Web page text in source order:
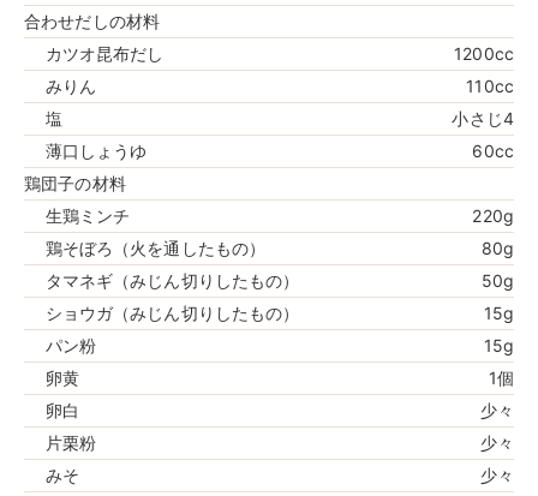
合わせだしの材料
カツオ昆布だし
1200cc
みりん
110cc
塩
小さじ4
薄口しょうゆ
60cc
鶏団子の材料
生鶏ミンチ
220g
鶏そぼろ（火を通したもの）
80g
タマネギ（みじん切りしたもの）
50g
ショウガ（みじん切りしたもの）
15g
パン粉
15g
卵黄
1個
卵白
少々
片栗粉
少々
みそ
少々